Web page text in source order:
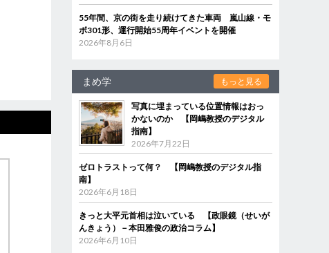
55年間、京の街を走り続けてきた車両 嵐山線・モ
ボ301形、運行開始55周年イベントを開催
2026年8月6日
まめ学 もっと見る
写真に埋まっている位置情報はおっ
かないのか 【岡嶋教授のデジタル
指南】
2026年7月22日
ゼロトラストって何？ 【岡嶋教授のデジタル指
南】
2026年6月18日
きっと大平元首相は泣いている 【政眼鏡（せいが
んきょう）－本田雅俊の政治コラム】
2026年6月10日